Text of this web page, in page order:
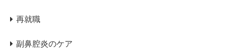
再就職
副鼻腔炎のケア